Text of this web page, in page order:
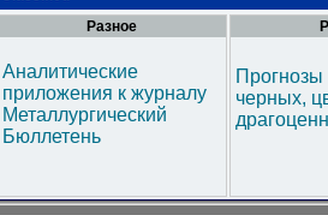
Разное
Аналитические
приложения к журналу
Металлургический
Бюллетень
черных,